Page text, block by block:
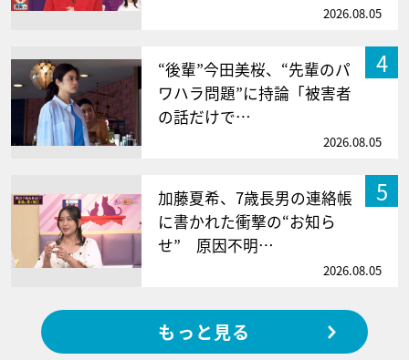
2026.08.05
4
“後輩”今田美桜、“先輩のパ
ワハラ問題”に持論「被害者
の話だけで…
2026.08.05
5
加藤夏希、7歳長男の連絡帳
に書かれた衝撃の“お知ら
せ” 原因不明…
2026.08.05
もっと見る